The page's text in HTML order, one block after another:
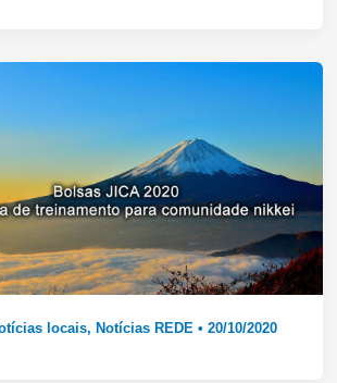
locais, Notícias REDE •20/10/2020